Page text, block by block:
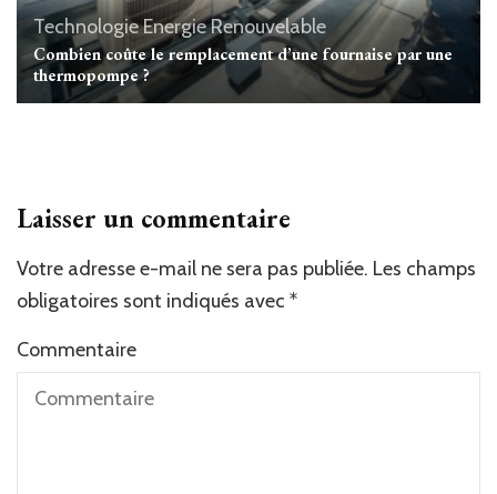
TechnologieEnergie Renouvelable
Combien coûte le remplacement d’une fournaise par une
thermopompe ?
Laisser un commentaire
Votre adresse e-mail ne sera pas publiée. Les champs
obligatoires sont indiqués avec *
Commentaire
Alternative: